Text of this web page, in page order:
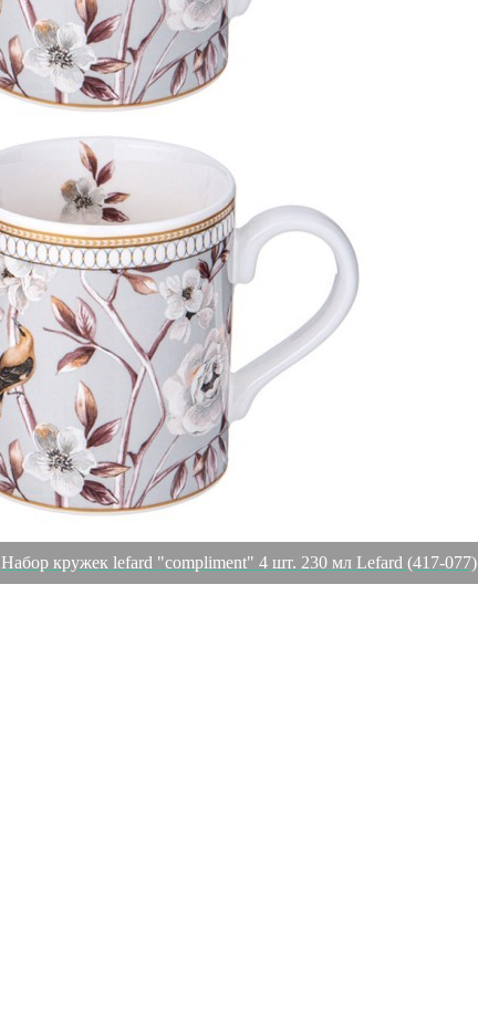
Набор кружек lefard "compliment" 4 шт. 230 мл Lefard (417-077)